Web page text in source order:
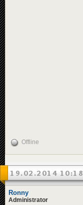
Offline
19.02.2014 10:18
Ronny
Administrator